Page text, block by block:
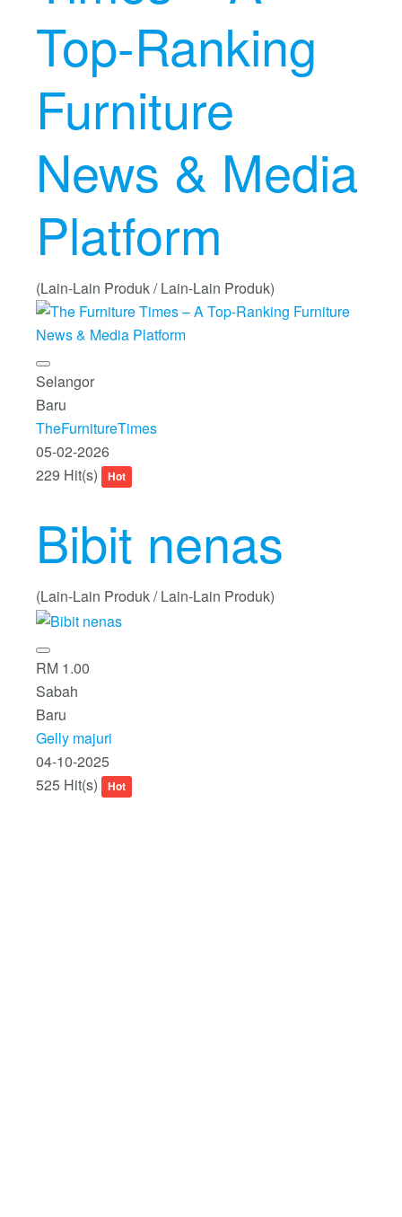
Top-Ranking
Furniture
News & Media
Platform
(Lain-Lain Produk / Lain-Lain Produk)
Selangor
Baru
TheFurnitureTimes
05-02-2026
229 Hit(s)
Hot
Bibit nenas
(Lain-Lain Produk / Lain-Lain Produk)
RM 1.00
Sabah
Baru
Gelly majuri
04-10-2025
525 Hit(s)
Hot